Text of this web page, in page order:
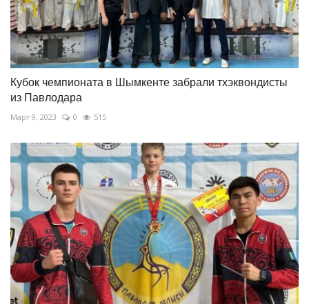
Кубок чемпионата в Шымкенте забрали тхэквондисты
из Павлодара
Март 9, 2023 0 515